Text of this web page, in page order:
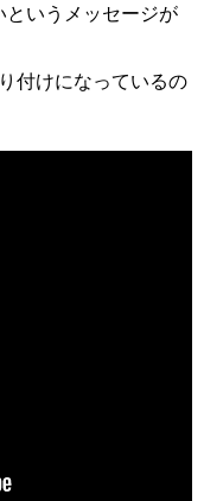
というメッセージが
付けになっているの